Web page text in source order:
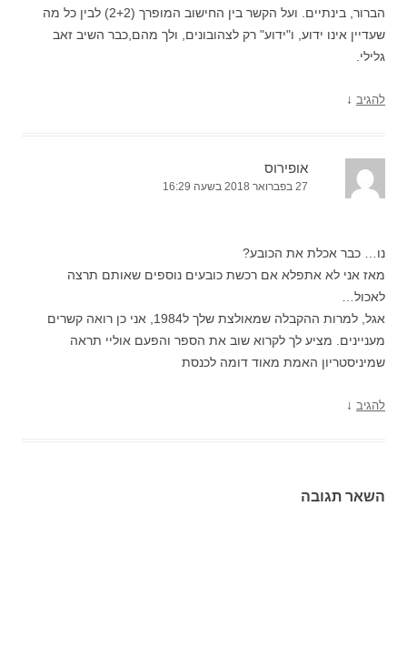
הברור, בינתיים. ועל הקשר בין החישוב המופרך (2+2) לבין כל מה
שעדיין אינו ידוע, ו"ידוע" רק לצהובונים, ולך מהם,כבר השיב זאב
גלילי.
להגיב ↓
אופירוס
27 בפברואר 2018 בשעה 16:29
נו… כבר אכלת את הכובע?
מאז אני לא אתפלא אם רכשת כובעים נוספים שאותם תרצה
לאכול…
אגל, למרות ההקבלה שמאולצת שלך ל1984, אני כן רואה קשרים
מעניינים. מציע לך לקרוא שוב את הספר והפעם אוליי תראה
שמיניסטריון האמת מאוד דומה לכנסת
להגיב ↓
השאר תגובה